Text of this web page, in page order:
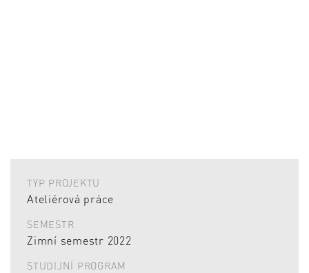
TYP PROJEKTU
Ateliérová práce
SEMESTR
Zimní semestr 2022
STUDIJNÍ PROGRAM